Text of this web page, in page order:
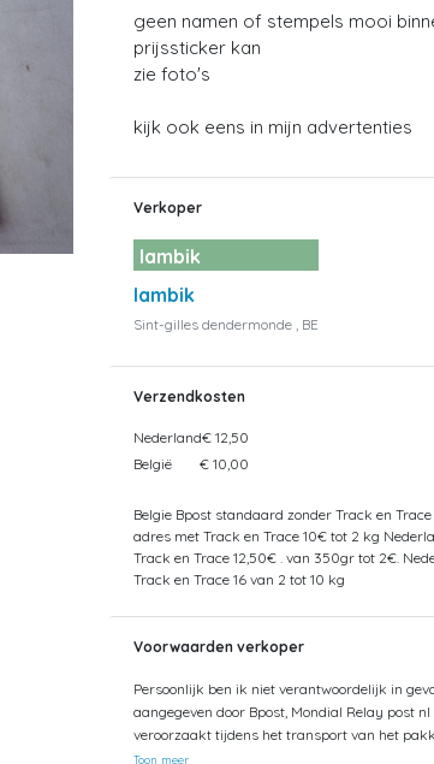
geen namen of stempels mooi
prijssticker kan
zie foto's
kijk ook eens in mijn advertenties
Verkoper
lambik
lambik
Sint-gilles dendermonde , BE
Verzendkosten
Nederland€ 12,50
België
€ 10,00
Belgie Bpost standaard zonder Track en
adres met Track en Trace 10€ tot 2 kg
Track en Trace 12,50€ . van 350gr tot 2€.
Track en Trace 16 van 2 tot 10 kg
Voorwaarden verkoper
Persoonlijk ben ik niet verantwoordelijk in
aangegeven door Bpost, Mondial Relay post
veroorzaakt tijdens het transport van het
Toon meer